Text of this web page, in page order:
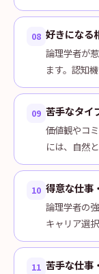
08 好きになる
論理学者が
ます。認知
09 苦手なタイ
価値観やコ
には、自然
10 得意な仕事
論理学者の
キャリア選
11 苦手な仕事